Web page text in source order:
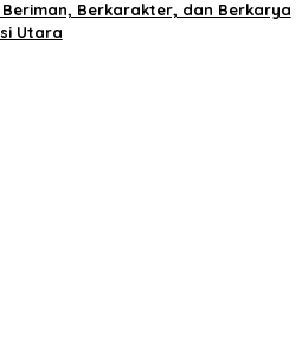
Beriman, Berkarakter, dan Berkarya
Utara